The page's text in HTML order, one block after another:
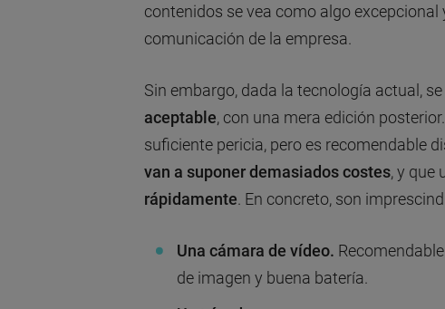
contenidos se vea como algo excepcional
comunicación de la empresa.
Sin embargo, dada la tecnología actual,
aceptable, con una mera edición
suficiente pericia, pero es recomendable
van a suponer demasiados costes, y que
rápidamente . En concreto, son
Una cámara de vídeo.
de imagen y buena batería.